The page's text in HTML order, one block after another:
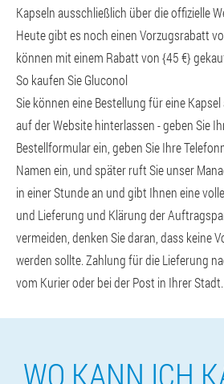
Kapseln ausschließlich über die offizielle
Heute gibt es noch einen Vorzugsrabatt
können mit einem Rabatt von {45 €}
So kaufen Sie Gluconol
Sie können eine Bestellung für eine
auf der Website hinterlassen - geben Sie
Bestellformular ein, geben Sie Ihre
Namen ein, und später ruft Sie unser
in einer Stunde an und gibt Ihnen eine
und Lieferung und Klärung der
vermeiden, denken Sie daran, dass keine
werden sollte. Zahlung für die Lieferung
vom Kurier oder bei der Post in Ihrer Stadt.
WO KANN ICH